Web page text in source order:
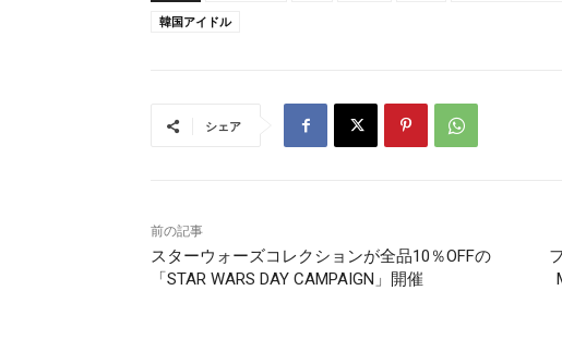
韓国アイドル
シェア
前の記事
スターウォーズコレクションが全品10％OFFの
「STAR WARS DAY CAMPAIGN」開催